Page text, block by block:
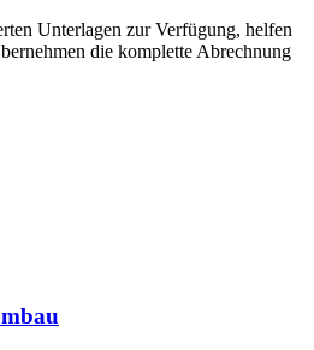
Unterlagen zur Verfügung, helfen
die komplette Abrechnung